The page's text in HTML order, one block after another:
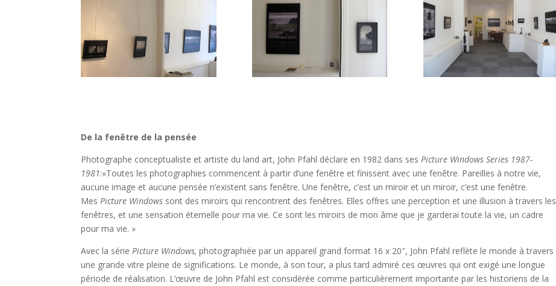
De la fenêtre de la pensée
Photographe conceptualiste et artiste du land art, John Pfahl déclare en 1982 dans sesPicture Windows Series 1987-
1981:«Toutes les photographies commencent à partir d’une fenêtre et finissent avec une fenêtre. Pareilles à notre vie,
aucune image et aucune pensée n’existent sans fenêtre. Une fenêtre, c’est un miroir et un miroir, c’est une fenêtre.
MesPicture Windows sont des miroirs qui rencontrent des fenêtres. Elles offres une perception et une illusion à travers les
fenêtres, et une sensation éternelle pour ma vie. Ce sont les miroirs de mon âme que je garderai toute la vie, un cadre
pour ma vie. »
Avec la sériePicture Windows,photographiée par un appareil grand format 16 x 20″, John Pfahl reflète le monde à travers
une grande vitre pleine de significations. Le monde, à son tour, a plus tard admiré ces œuvres qui ont exigé une longue
période de réalisation. L’œuvre de John Pfahl est considérée comme particulièrement importante par les historiens de la